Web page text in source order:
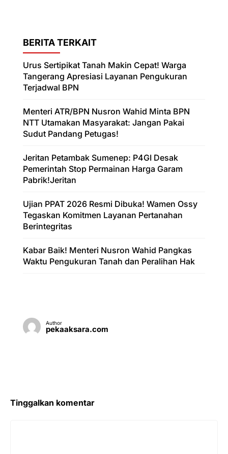
BERITA TERKAIT
Urus Sertipikat Tanah Makin Cepat! Warga
Tangerang Apresiasi Layanan Pengukuran
Terjadwal BPN
Menteri ATR/BPN Nusron Wahid Minta BPN
NTT Utamakan Masyarakat: Jangan Pakai
Sudut Pandang Petugas!
Jeritan Petambak Sumenep: P4GI Desak
Pemerintah Stop Permainan Harga Garam
Pabrik!Jeritan
Ujian PPAT 2026 Resmi Dibuka! Wamen Ossy
Tegaskan Komitmen Layanan Pertanahan
Berintegritas
Kabar Baik! Menteri Nusron Wahid Pangkas
Waktu Pengukuran Tanah dan Peralihan Hak
Author
pekaaksara.com
Tinggalkan komentar